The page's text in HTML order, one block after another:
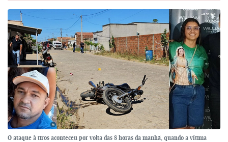
O ataque à tiros aconteceu por volta das 8 horas da manhã, quando a vítima